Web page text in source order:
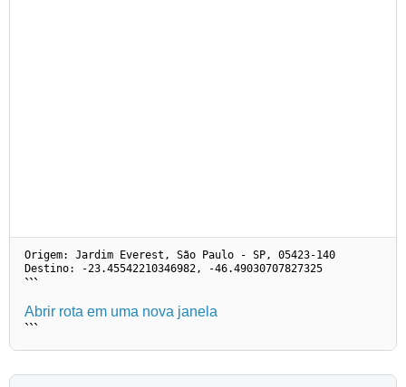
Origem: Jardim Everest, São Paulo - SP, 05423-140
Destino: -23.45542210346982, -46.49030707827325
```
Abrir rota em uma nova janela
```